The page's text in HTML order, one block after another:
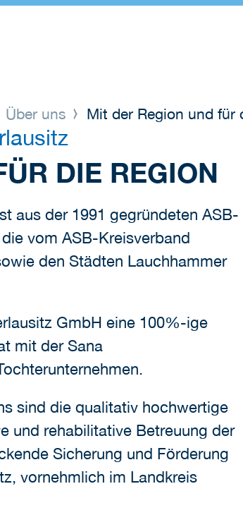
Über uns Mit der Region und für
DIE REGION
aus der 1991 gegründeten ASB-
vom ASB-Kreisverband
den Städten Lauchhammer
GmbH eine 100%-ige
mit der Sana
sind die qualitativ hochwertige
und rehabilitative Betreuung der
Sicherung und Förderung
vornehmlich im Landkreis